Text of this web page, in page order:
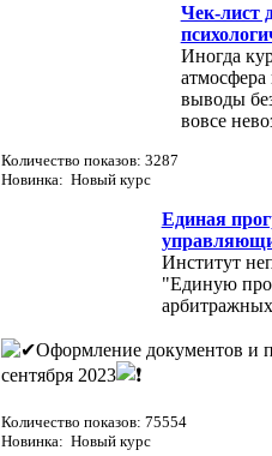
Чек-лист
Иногда
выводы
вовсе
Количество показов: 3287
Новинка: Новый курс
Единая
Институт
"Единую
Оформление документов и
сентября 2023
Количество показов: 75554
Новинка: Новый курс